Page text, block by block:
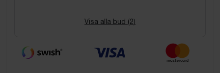
Visa alla bud (2)